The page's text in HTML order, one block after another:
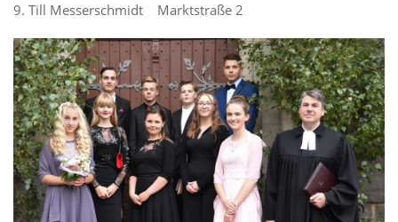
9. Till Messerschmidt Marktstraße 2